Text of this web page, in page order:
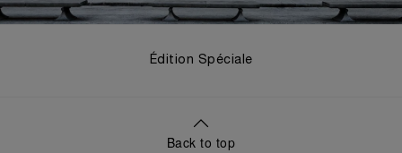
Édition Spéciale
Back to top